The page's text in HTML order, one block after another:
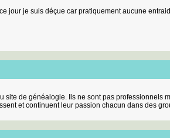
jour je suis déçue car pratiquement aucune
site de généalogie. Ils ne sont pas professionnels
et continuent leur passion chacun dans des